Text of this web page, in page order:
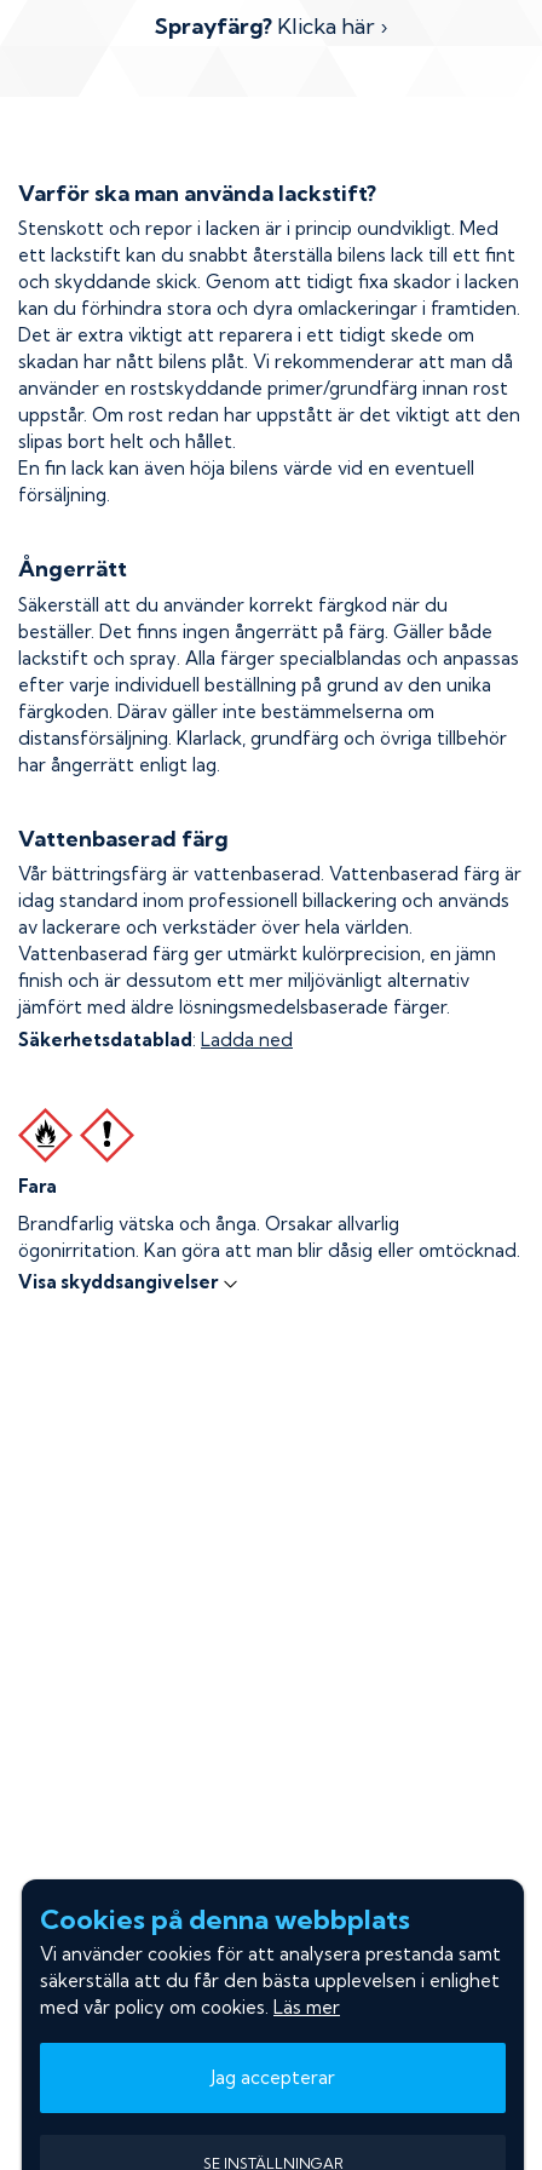
Sprayfärg? Klicka här ›
Varför ska man använda lackstift?
Stenskott och repor i lacken är i princip oundvikligt. Med
ett lackstift kan du snabbt återställa bilens lack till ett fint
och skyddande skick. Genom att tidigt fixa skador i lacken
kan du förhindra stora och dyra omlackeringar i framtiden.
Det är extra viktigt att reparera i ett tidigt skede om
skadan har nått bilens plåt. Vi rekommenderar att man då
använder en rostskyddande primer/grundfärg innan rost
uppstår. Om rost redan har uppstått är det viktigt att den
slipas bort helt och hållet.
En fin lack kan även höja bilens värde vid en eventuell
försäljning.
Ångerrätt
Säkerställ att du använder korrekt färgkod när du
beställer. Det finns ingen ångerrätt på färg. Gäller både
lackstift och spray. Alla färger specialblandas och anpassas
efter varje individuell beställning på grund av den unika
färgkoden. Därav gäller inte bestämmelserna om
distansförsäljning. Klarlack, grundfärg och övriga tillbehör
har ångerrätt enligt lag.
Vattenbaserad färg
Vår bättringsfärg är vattenbaserad. Vattenbaserad färg är
idag standard inom professionell billackering och används
av lackerare och verkstäder över hela världen.
Vattenbaserad färg ger utmärkt kulörprecision, en jämn
finish och är dessutom ett mer miljövänligt alternativ
jämfört med äldre lösningsmedelsbaserade färger.
Säkerhetsdatablad: Ladda ned
Fara
Brandfarlig vätska och ånga. Orsakar allvarlig
ögonirritation. Kan göra att man blir dåsig eller omtöcknad.
Visa skyddsangivelser
Cookies på denna webbplats
Vi använder cookies för att analysera prestanda samt
säkerställa att du får den bästa upplevelsen i enlighet
med vår policy om cookies. Läs mer
Jag accepterar
SE INSTÄLLNINGAR